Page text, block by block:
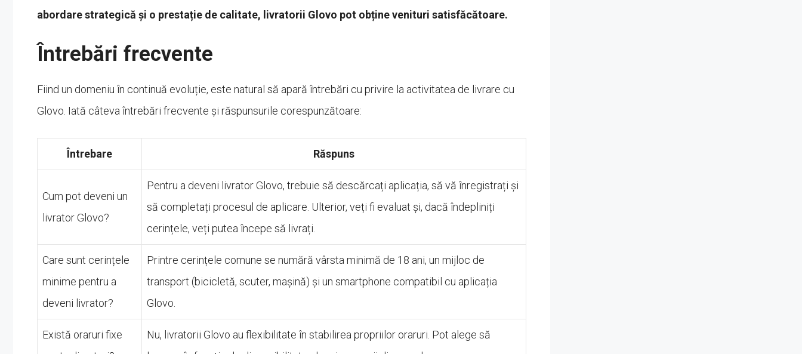
abordare strategică și o prestație de calitate, livratorii Glovo pot obține venituri satisfăcătoare.
Întrebări frecvente
Fiind un domeniu în continuă evoluție, este natural să apară întrebări cu privire la activitatea de livrare cu
Glovo. Iată câteva întrebări frecvente și răspunsurile corespunzătoare:
Întrebare Răspuns
Cum pot deveni un
livrator Glovo?
Pentru a deveni livrator Glovo, trebuie să descărcați aplicația, să vă înregistrați și
să completați procesul de aplicare. Ulterior, veți fi evaluat și, dacă îndepliniți
cerințele, veți putea începe să livrați.
Care sunt cerințele
minime pentru a
deveni livrator?
Printre cerințele comune se numără vârsta minimă de 18 ani, un mijloc de
transport (bicicletă, scuter, mașină) și un smartphone compatibil cu aplicația
Glovo.
Există oraruri fixe
Nu, livratorii Glovo au flexibilitate în stabilirea propriilor oraruri. Pot alege să